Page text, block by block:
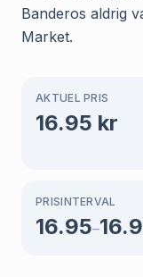
Banderos aldrig
Market.
AKTUEL PRIS
16.95 kr
PRISINTERVAL
16.95–